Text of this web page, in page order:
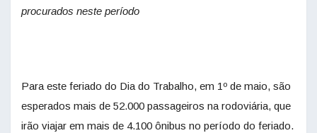
procurados neste período
Para este feriado do Dia do Trabalho, em 1º de maio, são
esperados mais de 52.000 passageiros na rodoviária, que
irão viajar em mais de 4.100 ônibus no período do feriado.